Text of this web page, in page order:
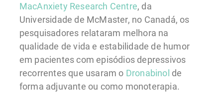
MacAnxiety Research Centre, da
Universidade de McMaster, no Canadá, os
pesquisadores relataram melhora na
qualidade de vida e estabilidade de humor
em pacientes com episódios depressivos
recorrentes que usaram o Dronabinol de
forma adjuvante ou como monoterapia.